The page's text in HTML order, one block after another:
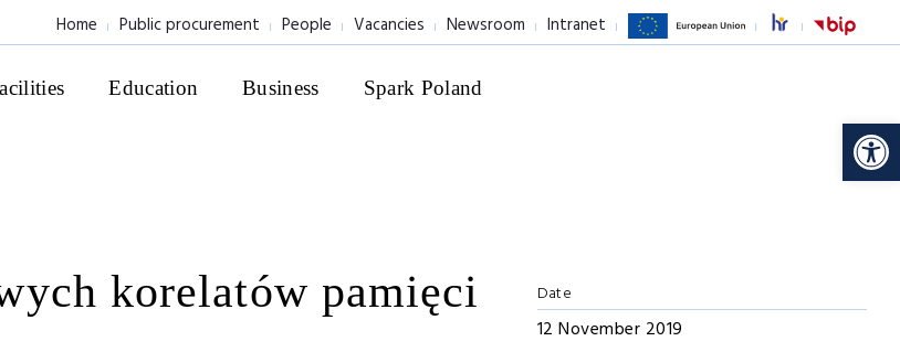
Home Public procurement People Vacancies Newsroom Intranet
Education Business Spark Poland
korelatów pamięci Date
12 November 2019